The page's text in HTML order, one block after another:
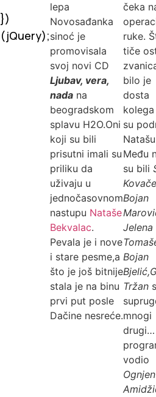
})
(jQuery);
lepa
Novosađanka
sinoć je
promovisala
svoj novi CD
Ljubav, vera,
nada na
beogradskom
splavu H2O.Oni
koji su bili
prisutni imali su
priliku da
uživaju u
jednočasovnom
nastupu Nataše
Bekvalac.
Pevala je i nove
i stare pesme,a
što je još bitnije
stala je na binu
prvi put posle
Dačine nesreće.
čeka
ruke.
tiče
bilo je
dosta
su
Među
su bili
Bojan
Jelena
Bojan
Tržan
mnogi
drugi…
vodio
Ognjen